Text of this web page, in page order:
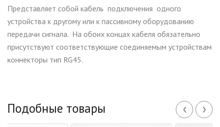
Представляет собой кабель подключения одного
устройства к другому или к пассивному оборудованию
передачи сигнала. На обоих концах кабеля обязательно
присутствуют соответствующие соединяемым устройствам
коннекторы тип RG45.
Подобные товары ‹ ›